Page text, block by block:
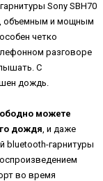
Sony SBH70
объемным и мощным
четко
разговоре
С
дождь.
можете
дождя, и даже
bluetooth-гарнитуры
во время